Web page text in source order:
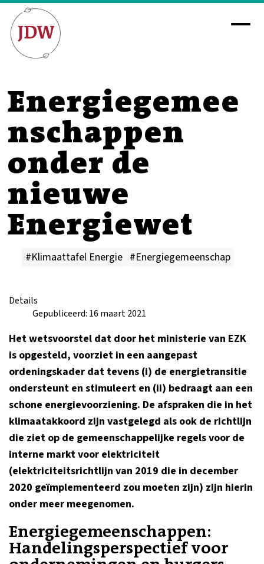
Energiegemee
nschappen
onder de
nieuwe
Energiewet
#Klimaattafel Energie #Energiegemeenschap
Details
Gepubliceerd: 16 maart 2021
Het wetsvoorstel dat door het ministerie van EZK
is opgesteld, voorziet in een aangepast
ordeningskader dat tevens (i) de energietransitie
ondersteunt en stimuleert en (ii) bedraagt aan een
schone energievoorziening. De afspraken die in het
klimaatakkoord zijn vastgelegd als ook de richtlijn
die ziet op de gemeenschappelijke regels voor de
interne markt voor elektriciteit
(elektriciteitsrichtlijn van 2019 die in december
2020 geïmplementeerd zou moeten zijn) zijn hierin
onder meer meegenomen.
Energiegemeenschappen:
Handelingsperspectief voor